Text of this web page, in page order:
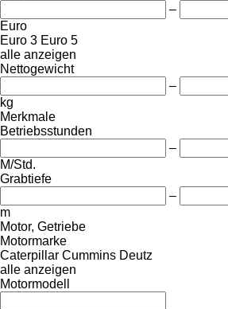
–
Euro
Euro 3 Euro 5
alle anzeigen
Nettogewicht
–
kg
Merkmale
Betriebsstunden
–
M/Std.
Grabtiefe
–
m
Motor, Getriebe
Motormarke
Caterpillar Cummins Deutz
alle anzeigen
Motormodell